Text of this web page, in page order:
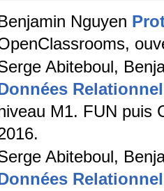
Nguyen
Abiteboul,
M1. FUN puis
Abiteboul,